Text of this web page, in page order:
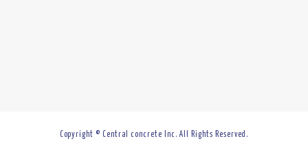
Copyright © Central concrete Inc. All Rights Reserved.